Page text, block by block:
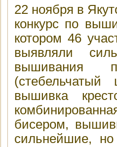
22 ноября в
конкурс по
котором 46
выявляли
вышивания
вышивка
бисером,
сильнейшие,